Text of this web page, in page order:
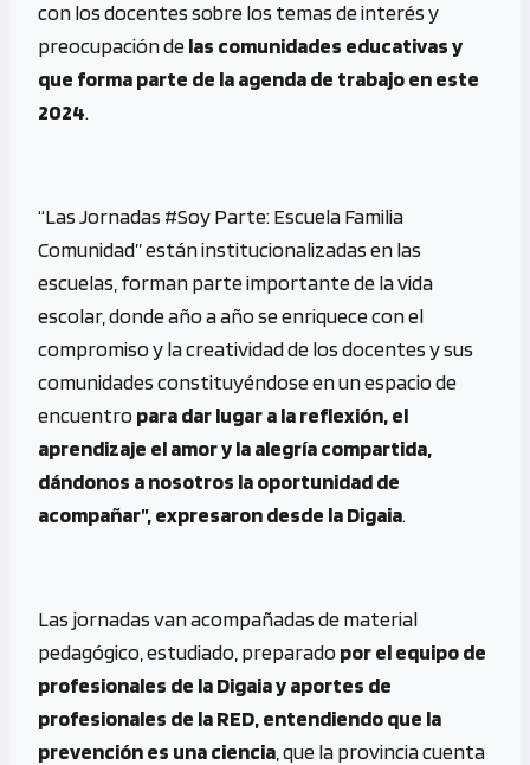
con los docentes sobre los temas de interés y
preocupación delas comunidades educativas y
que forma parte de la agenda de trabajo en este
2024.
“Las Jornadas #Soy Parte: Escuela Familia
Comunidad” están institucionalizadas en las
escuelas, forman parte importante de la vida
escolar, donde año a año se enriquece con el
compromiso y la creatividad de los docentes y sus
comunidades constituyéndose en un espacio de
encuentropara dar lugar a la reflexión, el
aprendizaje el amor y la alegría compartida,
dándonos a nosotros la oportunidad de
acompañar”, expresaron desde la Digaia.
Las jornadas van acompañadas de material
pedagógico, estudiado, preparadopor el equipo de
profesionales de la Digaia y aportes de
profesionales de la RED, entendiendo que la
prevención es una ciencia , que la provincia cuenta